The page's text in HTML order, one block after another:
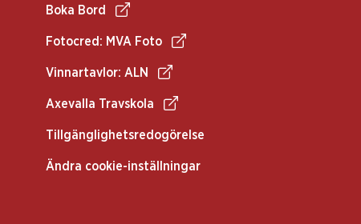
Boka Bord
Fotocred: MVA Foto
Vinnartavlor: ALN
Axevalla Travskola
Tillgänglighetsredogörelse
Ändra cookie-inställningar